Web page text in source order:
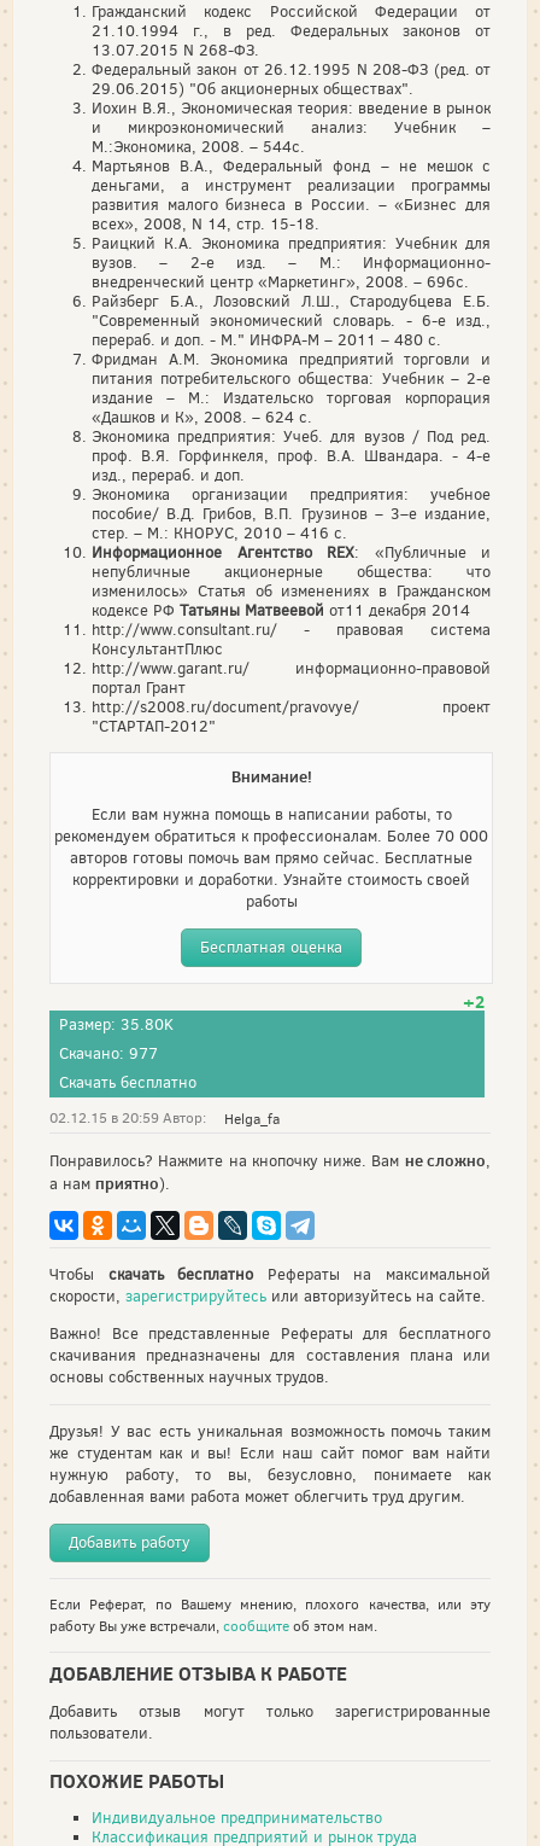
Гражданский кодекс Российской Федерации от
21.10.1994 г., в ред. Федеральных законов от
13.07.2015 N 268-ФЗ.
Федеральный закон от 26.12.1995 N 208-ФЗ (ред. от
29.06.2015) "Об акционерных обществах".
Иохин В.Я., Экономическая теория: введение в рынок
и микроэкономический анализ: Учебник –
М.:Экономика, 2008. – 544с.
Мартьянов В.А., Федеральный фонд – не мешок с
деньгами, а инструмент реализации программы
развития малого бизнеса в России. – «Бизнес для
всех», 2008, N 14, стр. 15-18.
Раицкий К.А. Экономика предприятия: Учебник для
вузов. – 2-е изд. – М.: Информационно-
внедренческий центр «Маркетинг», 2008. – 696с.
Райзберг Б.А., Лозовский Л.Ш., Стародубцева Е.Б.
"Современный экономический словарь. - 6-е изд.,
перераб. и доп. - М." ИНФРА-М – 2011 – 480 с.
Фридман А.М. Экономика предприятий торговли и
питания потребительского общества: Учебник – 2-е
издание – М.: Издательско торговая корпорация
«Дашков и К», 2008. – 624 с.
Экономика предприятия: Учеб. для вузов / Под ред.
проф. В.Я. Горфинкеля, проф. В.А. Швандара. - 4-е
изд., перераб. и доп.
Экономика организации предприятия: учебное
пособие/ В.Д. Грибов, В.П. Грузинов – 3–е издание,
стер. – М.: КНОРУС, 2010 – 416 с.
Информационное Агентство REX: «Публичные и
непубличные акционерные общества: что
изменилось» Статья об изменениях в Гражданском
кодексе РФ Татьяны Матвеевой от11 декабря 2014
http://www.consultant.ru/ - правовая система
КонсультантПлюс
http://www.garant.ru/ информационно-правовой
портал Грант
http://s2008.ru/document/pravovye/ проект
"СТАРТАП-2012"
Внимание!
Если вам нужна помощь в написании работы, то
рекомендуем обратиться к профессионалам. Более 70 000
авторов готовы помочь вам прямо сейчас. Бесплатные
корректировки и доработки. Узнайте стоимость своей
работы
Бесплатная оценка
+2
Размер: 35.80K
Скачано: 977
Скачать бесплатно
02.12.15 в 20:59 Автор: Helga_fa
Понравилось? Нажмите на кнопочку ниже. Вам не сложно,
а нам приятно).
Чтобы скачать бесплатно Рефераты на максимальной
скорости, зарегистрируйтесь или авторизуйтесь на сайте.
Важно! Все представленные Рефераты для бесплатного
скачивания предназначены для составления плана или
основы собственных научных трудов.
Друзья! У вас есть уникальная возможность помочь таким
же студентам как и вы! Если наш сайт помог вам найти
нужную работу, то вы, безусловно, понимаете как
добавленная вами работа может облегчить труд другим.
Добавить работу
Если Реферат, по Вашему мнению, плохого качества, или эту
работу Вы уже встречали,сообщитеоб этом нам.
ДОБАВЛЕНИЕ ОТЗЫВА К РАБОТЕ
Добавить отзыв могут только зарегистрированные
пользователи.
ПОХОЖИЕ РАБОТЫ
Индивидуальное предпринимательство
Классификация предприятий и рынок труда